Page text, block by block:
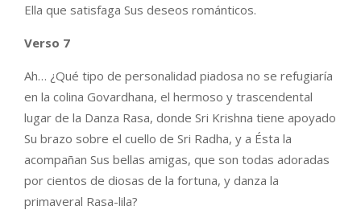
Ella que satisfaga Sus deseos románticos.
Verso 7
Ah… ¿Qué tipo de personalidad piadosa no se refugiaría
en la colina Govardhana, el hermoso y trascendental
lugar de la Danza Rasa, donde Sri Krishna tiene apoyado
Su brazo sobre el cuello de Sri Radha, y a Ésta la
acompañan Sus bellas amigas, que son todas adoradas
por cientos de diosas de la fortuna, y danza la
primaveral Rasa-lila?